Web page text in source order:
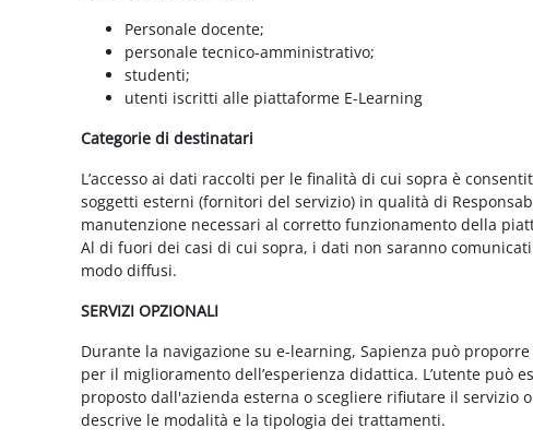
Personale docente;
personale tecnico-amministrativo;
studenti;
utenti iscritti alle piattaforme E-Learning
Categorie di destinatari
L’accesso ai dati raccolti per le finalità di cui sopra è
soggetti esterni (fornitori del servizio) in qualità di
manutenzione necessari al corretto funzionamento della
Al di fuori dei casi di cui sopra, i dati non saranno
modo diffusi.
SERVIZI OPZIONALI
Durante la navigazione su e-learning, Sapienza può
per il miglioramento dell’esperienza didattica. L’utente
proposto dall'azienda esterna o scegliere rifiutare il
descrive le modalità e la tipologia dei trattamenti.